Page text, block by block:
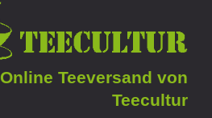
Online Teeversand von
Teecultur